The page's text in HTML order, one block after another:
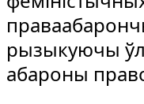
рызыкуючы
абароны